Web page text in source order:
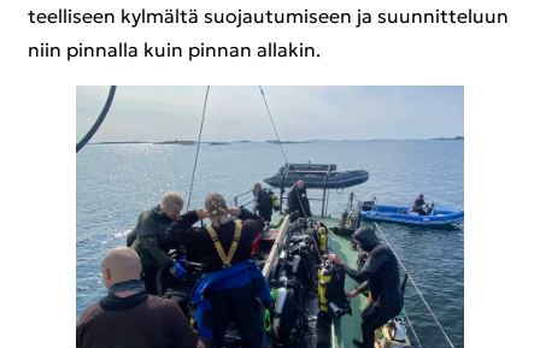
teel­li­seen kyl­mäl­tä suo­jau­tu­mi­seen ja suun­nit­te­luun
niin pin­nal­la kuin pin­nan al­la­kin.